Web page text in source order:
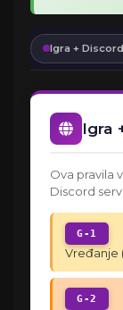
Igra + Discord
Igra
Ova pravila
Discord
G-1
Vređanje
G-2